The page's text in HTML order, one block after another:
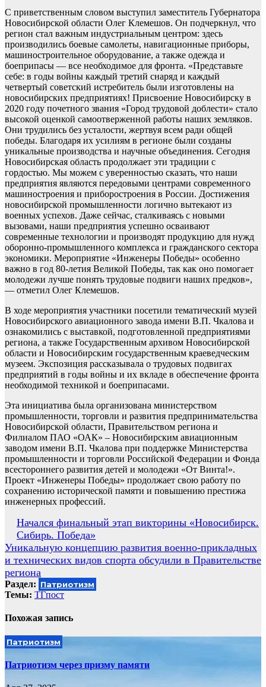
С приветственным словом выступил заместитель Губернатора
Новосибирской области Олег Клемешов. Он подчеркнул, что
регион стал важным индустриальным центром: здесь
производились боевые самолеты, навигационные приборы,
машиностроительное оборудование, а также одежда и
боеприпасы — все необходимое для фронта. «Представьте
себе: в годы войны каждый третий снаряд и каждый
четвертый советский истребитель были изготовлены на
новосибирских предприятиях! Присвоение Новосибирску в
2020 году почетного звания «Город трудовой доблести» стало
высокой оценкой самоотверженной работы наших земляков.
Они трудились без усталости, жертвуя всем ради общей
победы. Благодаря их усилиям в регионе были созданы
уникальные производства и научные объединения. Сегодня
Новосибирская область продолжает эти традиции с
гордостью. Мы можем с уверенностью сказать, что наши
предприятия являются передовыми центрами современного
машиностроения и приборостроения в России. Достижения
новосибирской промышленности логично вытекают из
военных успехов. Даже сейчас, сталкиваясь с новыми
вызовами, наши предприятия успешно осваивают
современные технологии и производят продукцию для нужд
оборонно-промышленного комплекса и гражданского сектора
экономики. Мероприятие «Инженеры Победы» особенно
важно в год 80-летия Великой Победы, так как оно помогает
молодежи лучше понять трудовые подвиги наших предков»,
— отметил Олег Клемешов.
В ходе мероприятия участники посетили тематический музей
Новосибирского авиационного завода имени В.П. Чкалова и
ознакомились с выставкой, подготовленной предприятиями
региона, а также Государственным архивом Новосибирской
области и Новосибирским государственным краеведческим
музеем. Экспозиция рассказывала о трудовых подвигах
предприятий в годы войны и их вкладе в обеспечение фронта
необходимой техникой и боеприпасами.
Эта инициатива была организована министерством
промышленности, торговли и развития предпринимательства
Новосибирской области, Правительством региона и
Филиалом ПАО «ОАК» – Новосибирским авиационным
заводом имени В.П. Чкалова при поддержке Министерства
промышленности и торговли Российской Федерации и Фонда
всестороннего развития детей и молодежи «От Винта!».
Проект «Инженеры Победы» продолжает свою работу по
сохранению исторической памяти и повышению престижа
инженерных профессий.
Навигация
по
записям
Начался финальный этап викторины «Новосибирск.
Сибирь. Победа»
Уникальную концепцию развития военно-прикладных
и технических видов спорта обсудили в Правительстве
региона
Раздел: Патриотизм
Темы: ТГпост
Похожая запись
Патриотизм
Патриотизм через призму памяти